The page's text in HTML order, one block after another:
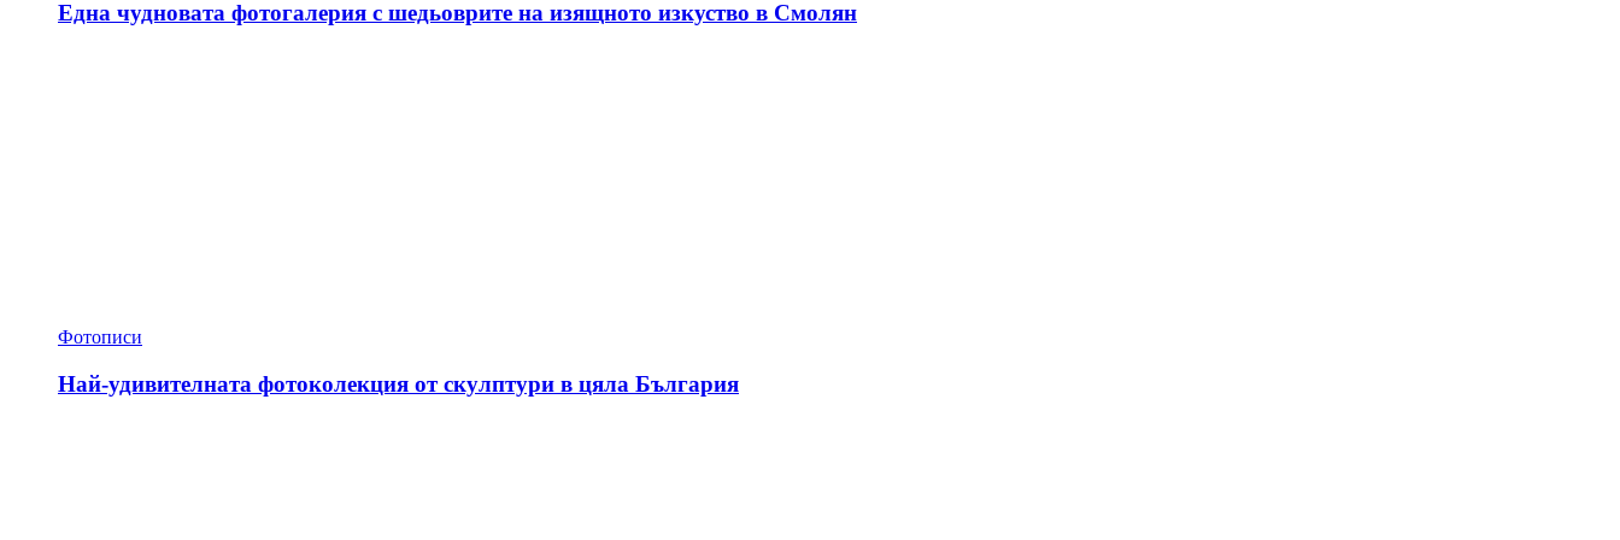
Една чудновата фотогалерия с шедьоврите на изящното изкуство в Смолян
Фотописи
Най-удивителната фотоколекция от скулптури в цяла България